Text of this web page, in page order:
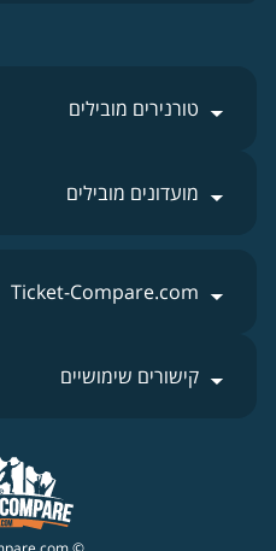
טורנירים מובילים
מועדונים מובילים
Ticket-Compare.com
קישורים שימושיים